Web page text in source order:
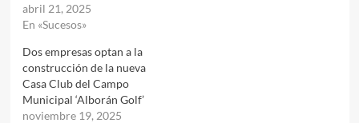
abril 21, 2025
En «Sucesos»
Dos empresas optan a la
construcción de la nueva
Casa Club del Campo
Municipal ‘Alborán Golf’
noviembre 19, 2025